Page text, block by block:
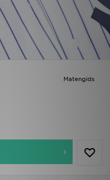
Matengids